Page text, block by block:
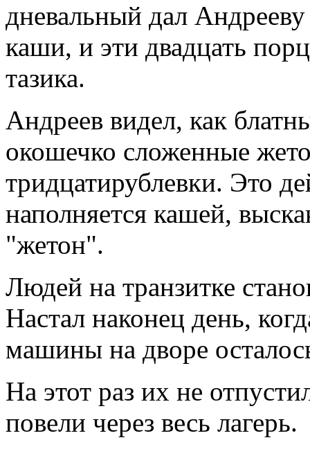
дневальный дал
каши, и эти двадцать
тазика.
Андреев видел, как
окошечко сложенные
тридцатирублевки. Это
наполняется кашей,
"жетон".
Людей на транзитке
Настал наконец день,
машины на дворе
На этот раз их не
повели через весь лагерь.